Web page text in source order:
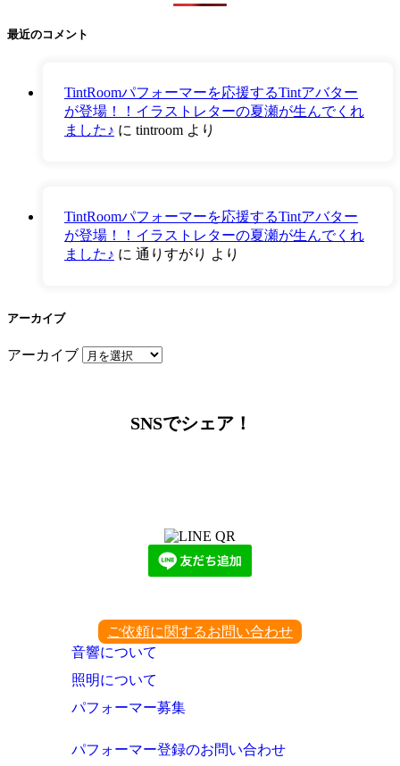
最近のコメント
TintRoomパフォーマーを応援するTintアバター
が登場！！イラストレターの夏瀬が生んでくれ
ました♪ に tintroom より
TintRoomパフォーマーを応援するTintアバター
が登場！！イラストレターの夏瀬が生んでくれ
ました♪ に 通りすがり より
アーカイブ
アーカイブ
SNSでシェア！
ご依頼に関するお問い合わせ
音響について
照明について
パフォーマー募集
パフォーマー登録のお問い合わせ